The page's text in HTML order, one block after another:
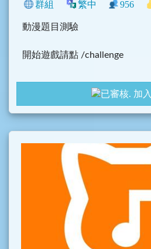
群組 繁中 956
動漫題目測驗
開始遊戲請點 /challenge
主群:@U3_Chat_Entrance [9]
群規: https://telegra.ph/u3-
7-02
其他遊戲群:
加